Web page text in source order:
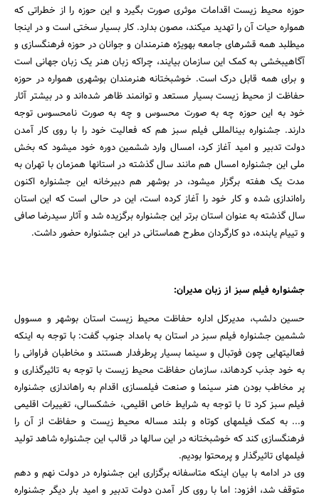
جستجو
حوزه محیط زیست اقدامات موثری صورت بگیرد و این حوزه را از خطراتی که
همواره حیات آن را تهدید می‎کند، مصون بدارد. کار بسیار سختی است و در اینجا
می‎طلبد همه قشرهای جامعه به‎ویژه هنرمندان و جوانان در حوزه فرهنگ‎سازی و
آگاهی‎بخشی به کمک این سازمان بیایند، چراکه زبان هنر یک زبان جهانی است
و برای همه قابل درک است. خوشبختانه هنرمندان بوشهری همواره در حوزه
حفاظت از محیط زیست بسیار مستعد و توانمند ظاهر شده‌‏اند و در بیشتر آثار
خود به این حوزه چه به صورت محسوس و چه به صورت نامحسوس توجه
دارند. جشنواره بین‎المللی فیلم سبز هم که فعالیت خود را با روی کار آمدن
دولت تدبیر و امید آغاز کرد، امسال وارد ششمین دوره خود می‎شود که بخش
ملی این جشنواره امسال هم مانند سال گذشته در استان‎ها همزمان با تهران به
مدت یک هفته برگزار می‎شود، در بوشهر هم دبیرخانه این جشنواره اکنون
راه‌‏اندازی شده و کار خود را آغاز کرده است، این در حالی است که این استان
سال گذشته به عنوان استان برتر این جشنواره برگزیده شد و آثار سیدرضا صافی
و تی‎یام یابنده، دو کارگردان مطرح هم‎استانی در این جشنواره حضور داشت.
جشنواره فیلم سبز از زبان مدیران:
حسین دلشب، مدیرکل اداره حفاظت محیط زیست استان بوشهر و مسوول
ششمین جشنواره فیلم سبز در استان به بامداد جنوب گفت: با توجه به این‎که
فعالیت‎هایی چون فوتبال و سینما بسیار پرطرفدار هستند و مخاطبان فراوانی را
به خود جذب کرده‎اند، سازمان حفاظت محیط زیست با توجه به تاثیرگذاری و
پر مخاطب بودن هنر سینما و صنعت فیلمسازی اقدام به راه‎اندازی جشنواره
فیلم سبز کرد تا با توجه به شرایط خاص اقلیمی، خشکسالی، تغییرات اقلیمی
و... به کمک فیلم‎های کوتاه و بلند مساله محیط زیست و حفاظت از آن را
فرهنگ‎سازی کند که خوشبختانه در این سال‎ها در قالب این جشنواره شاهد تولید
فیلم‎های تاثیرگذار و پرمحتوا بودیم.
وی در ادامه با بیان این‎که متاسفانه برگزاری این جشنواره در دولت نهم و دهم
متوقف شد، افزود: اما با روی کار آمدن دولت تدبیر و امید بار دیگر جشنواره